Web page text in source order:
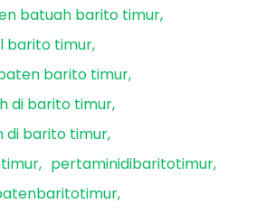
batuah barito timur
barito timur
barito timur
di barito timur
di barito timur
pertaminidibaritotimur